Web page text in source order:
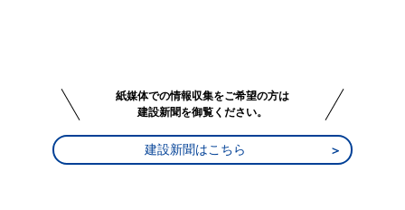
紙媒体での情報収集をご希望の方は
建設新聞を御覧ください。
建設新聞はこちら